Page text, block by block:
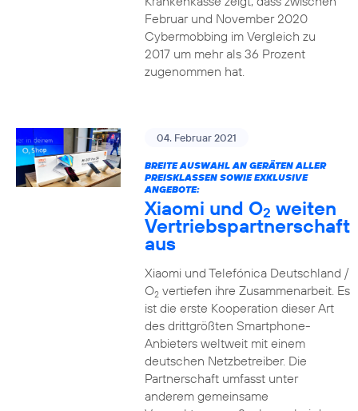
Februar und November 2020
Cybermobbing im Vergleich zu
2017 um mehr als 36 Prozent
zugenommen hat.
04. Februar 2021
BREITE AUSWAHL AN GERÄTEN ALLER
PREISKLASSEN SOWIE EXKLUSIVE
ANGEBOTE:
Xiaomi und O2 weiten
Vertriebspartnerschaft
aus
Xiaomi und Telefónica Deutschland /
O2vertiefen ihre Zusammenarbeit. Es
ist die erste Kooperation dieser Art
des drittgrößten Smartphone-
Anbieters weltweit mit einem
deutschen Netzbetreiber. Die
Partnerschaft umfasst unter
anderem gemeinsame